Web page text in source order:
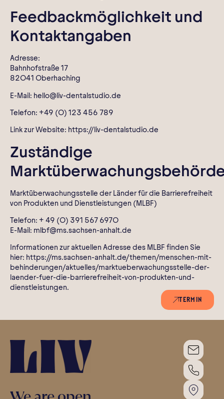
Feedbackmöglichkeit und
Kontaktangaben
Adresse:
Bahnhofstraße 17
82041 Oberhaching
E-Mail: hello@liv-dentalstudio.de
Telefon: +49 (0) 123 456 789
Link zur Website: https://liv-dentalstudio.de
Zuständige
Marktüberwachungsstelle der Länder für die Barrierefreiheit
von Produkten und Dienstleistungen (MLBF)
Telefon: + 49 (0) 391 567 6970
E-Mail: mlbf@ms.sachsen-anhalt.de
Informationen zur aktuellen Adresse des MLBF finden Sie
hier: https://ms.sachsen-anhalt.de/themen/menschen-mit-
behinderungen/aktuelles/marktueberwachungsstelle-der-
laender-fuer-die-barrierefreiheit-von-produkten-und-
dienstleistungen.
TERMIN